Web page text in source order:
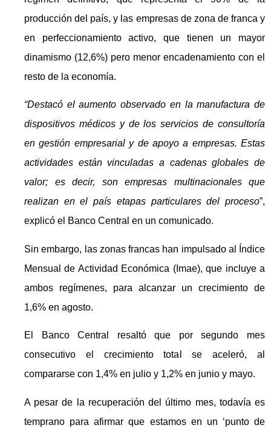
producción del país, y las empresas de zona de franca y
en perfeccionamiento activo, que tienen un mayor
dinamismo (12,6%) pero menor encadenamiento con el
resto de la economía.
“Destacó el aumento observado en la manufactura de
dispositivos médicos y de los servicios de consultoría
en gestión empresarial y de apoyo a empresas. Estas
actividades están vinculadas a cadenas globales de
valor; es decir, son empresas multinacionales que
realizan en el país etapas particulares del proceso”,
explicó el Banco Central en un comunicado.
Sin embargo, las zonas francas han impulsado al Índice
Mensual de Actividad Económica (Imae), que incluye a
ambos regímenes, para alcanzar un crecimiento de
1,6% en agosto.
El Banco Central resaltó que por segundo mes
consecutivo el crecimiento total se aceleró, al
compararse con 1,4% en julio y 1,2% en junio y mayo.
A pesar de la recuperación del último mes, todavía es
temprano para afirmar que estamos en un ‘punto de